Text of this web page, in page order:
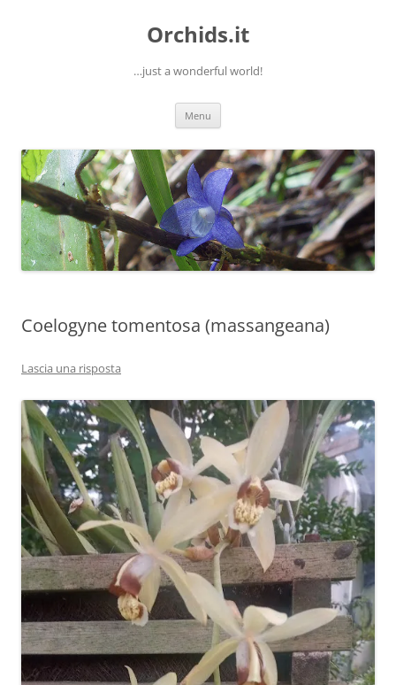
Orchids.it
…just a wonderful world!
Menu
Coelogyne tomentosa (massangeana)
Lascia una risposta